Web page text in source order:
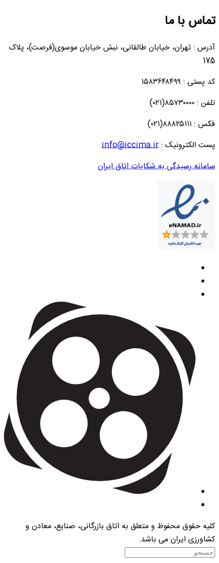
تماس با ما
آدرس : تهران، خیابان طالقانی، نبش خیابان موسوی(فرصت)، پلاک
175
کد پستی : ۱۵۸۳۶۴۸۴۹۹
تلفن : ۸۵۷۳۰۰۰۰(۰۲۱)
فکس : ۸۸۸۲۵۱۱۱(۰۲۱)
پست الکترونیک :info@iccima.ir
سامانه رسیدگی به شکایات اتاق ایران
کلیه حقوق محفوظ و متعلق به اتاق بازرگانی، صنایع، معادن و
کشاورزی ایران می باشد.